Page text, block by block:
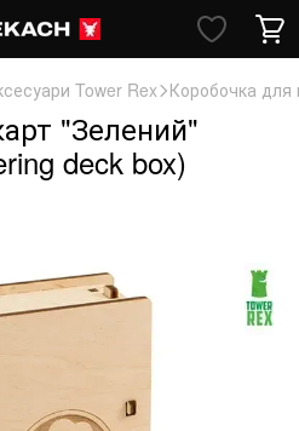
Tower Rex Коробочка для
"Зелений"
deck box)